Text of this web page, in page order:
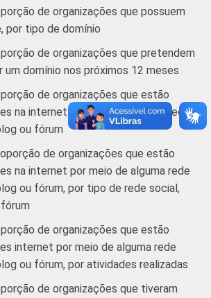
de organizações que possuem
por tipo de domínio
de organizações que pretendem
um domínio nos próximos 12 meses
de organizações que estão
na internet por meio de alguma rede
ou fórum
de organizações que estão
na internet por meio de alguma rede
ou fórum, por tipo de rede social,
de organizações que estão
internet por meio de alguma rede
ou fórum, por atividades realizadas
de organizações que tiveram